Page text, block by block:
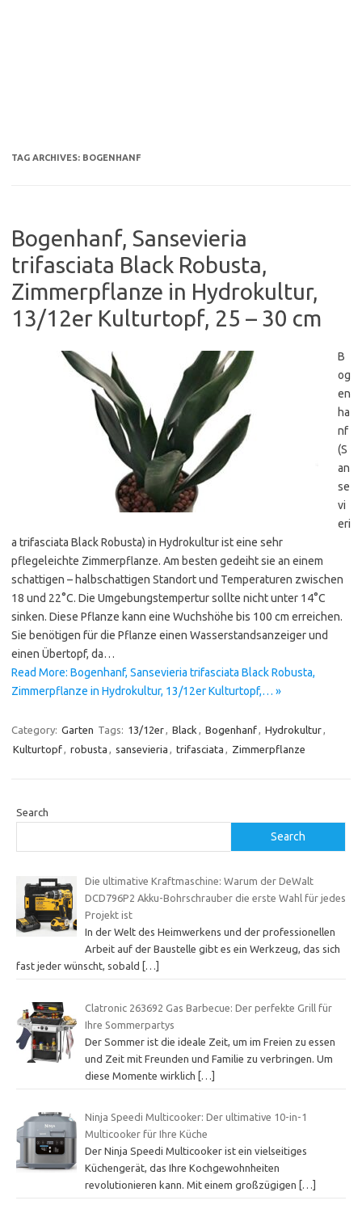
TAG ARCHIVES: BOGENHANF
Bogenhanf, Sansevieria
trifasciata Black Robusta,
Zimmerpflanze in Hydrokultur,
13/12er Kulturtopf, 25 – 30 cm
B
og
en
ha
nf
(S
an
se
vi
eri
a trifasciata Black Robusta) in Hydrokultur ist eine sehr
pflegeleichte Zimmerpflanze. Am besten gedeiht sie an einem
schattigen – halbschattigen Standort und Temperaturen zwischen
18 und 22°C. Die Umgebungstempertur sollte nicht unter 14°C
sinken. Diese Pflanze kann eine Wuchshöhe bis 100 cm erreichen.
Sie benötigen für die Pflanze einen Wasserstandsanzeiger und
einen Übertopf, da…
Read More: Bogenhanf, Sansevieria trifasciata Black Robusta,
Zimmerpflanze in Hydrokultur, 13/12er Kulturtopf,… »
Category: Garten Tags: 13/12er, Black , Bogenhanf, Hydrokultur,
Kulturtopf, robusta , sansevieria , trifasciata , Zimmerpflanze
Search
Search
Die ultimative Kraftmaschine: Warum der DeWalt
DCD796P2 Akku-Bohrschrauber die erste Wahl für jedes
Projekt ist
In der Welt des Heimwerkens und der professionellen
Arbeit auf der Baustelle gibt es ein Werkzeug, das sich
fast jeder wünscht, sobald
[…]
Clatronic 263692 Gas Barbecue: Der perfekte Grill für
Ihre Sommerpartys
Der Sommer ist die ideale Zeit, um im Freien zu essen
und Zeit mit Freunden und Familie zu verbringen. Um
diese Momente wirklich […]
Ninja Speedi Multicooker: Der ultimative 10-in-1
Multicooker für Ihre Küche
Der Ninja Speedi Multicooker ist ein vielseitiges
Küchengerät, das Ihre Kochgewohnheiten
revolutionieren kann. Mit einem großzügigen
[…]